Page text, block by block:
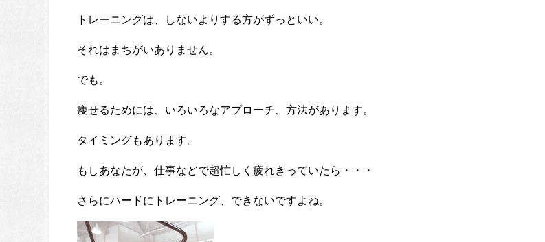
トレーニングは、しないよりする方がずっといい。
それはまちがいありません。
でも。
痩せるためには、いろいろなアプローチ、方法があります。
タイミングもあります。
もしあなたが、仕事などで超忙しく疲れきっていたら・・・
さらにハードにトレーニング、できないですよね。